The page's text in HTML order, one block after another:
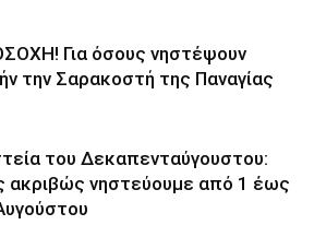
Για όσους νηστέψουν
την Σαρακοστή της Παναγίας
του Δεκαπενταύγουστου:
ακριβώς νηστεύουμε από 1 έως